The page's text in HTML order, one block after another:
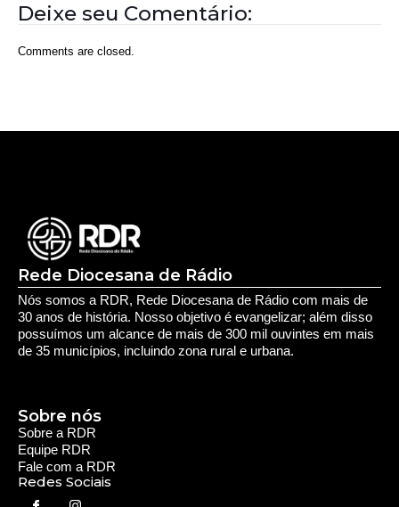
Deixe seu Comentário:
Comments are closed.
Rede Diocesana de Rádio
Nós somos a RDR, Rede Diocesana de Rádio com mais de
30 anos de história. Nosso objetivo é evangelizar; além disso
possuímos um alcance de mais de 300 mil ouvintes em mais
de 35 municípios, incluindo zona rural e urbana.
Sobre a RDR
Equipe RDR
Fale com a RDR
Redes Sociais
Sobre nós